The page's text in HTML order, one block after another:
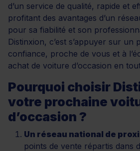
d’un service de qualité, rapide et
profitant des avantages d’un
pour sa fiabilité et son
Distinxion, c’est s’appuyer sur un
confiance, proche de vous et à
achat de voiture d’occasion en
Pourquoi choisir
votre prochaine
d’occasion ?
Un réseau national de
points de vente répartis dans